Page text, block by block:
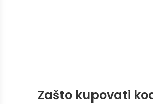
Zašto kupovati